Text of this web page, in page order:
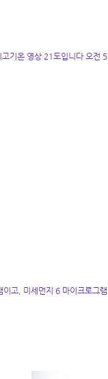
기온 영상 21도입니다 오전 5
이고, 미세먼지 6 마이크로그램